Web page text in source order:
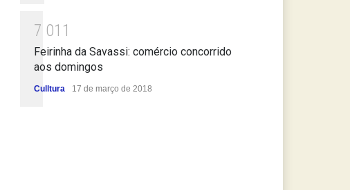
7 01 1
Feirinha da Savassi: comércio concorrido
aos domingos
Culltura 17 de março de 2018